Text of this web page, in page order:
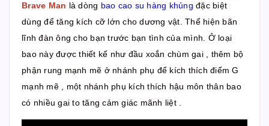
Brave Man là dòng bao cao su hàng khủng đặc biệt
dùng để tăng kích cỡ lớn cho dương vật. Thể hiện bãn
lĩnh đàn ông cho bạn trước bạn tình của mình. Ở loại
bao này được thiết kế như đầu xoắn chùm gai , thêm bộ
phận rung mạnh mẽ ở nhánh phụ để kích thích điểm G
mạnh mẽ , một nhánh phụ kích thích hậu môn thân bao
có nhiều gai to tăng cảm giác mãnh liệt .